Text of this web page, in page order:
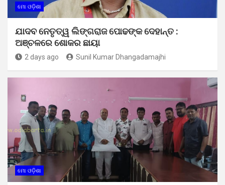
ମୋ ଓଡ଼ିଶା
ଯାଦବ ନେତୃତ୍ୱ ଲିଙ୍ଗରାଜ ପୋଢଙ୍କ ଦେହାନ୍ତ :
ଅଞ୍ଚଳରେ ଶୋକର ଛାୟା
2 days ago Sunil Kumar Dhangadamajhi
ମୋ ଓଡ଼ିଶା